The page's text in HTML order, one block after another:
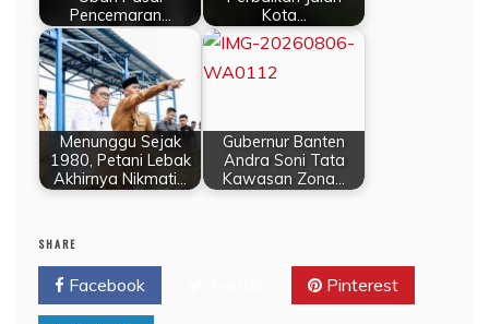
Pencemaran…
Kota…
Menunggu Sejak
1980, Petani Lebak
Akhirnya Nikmati…
Gubernur Banten
Andra Soni Tata
Kawasan Zona…
SHARE
Facebook Pinterest